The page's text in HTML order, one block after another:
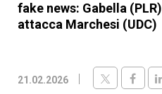
fake news: Gabella (PLR)
attacca Marchesi (UDC)
21.02.2026